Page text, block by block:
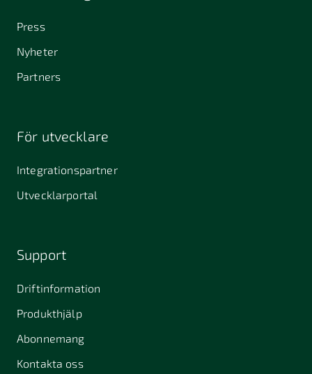
Press
Nyheter
Partners
För utvecklare
Integrationspartner
Utvecklarportal
Support
Driftinformation
Produkthjälp
Abonnemang
Kontakta oss